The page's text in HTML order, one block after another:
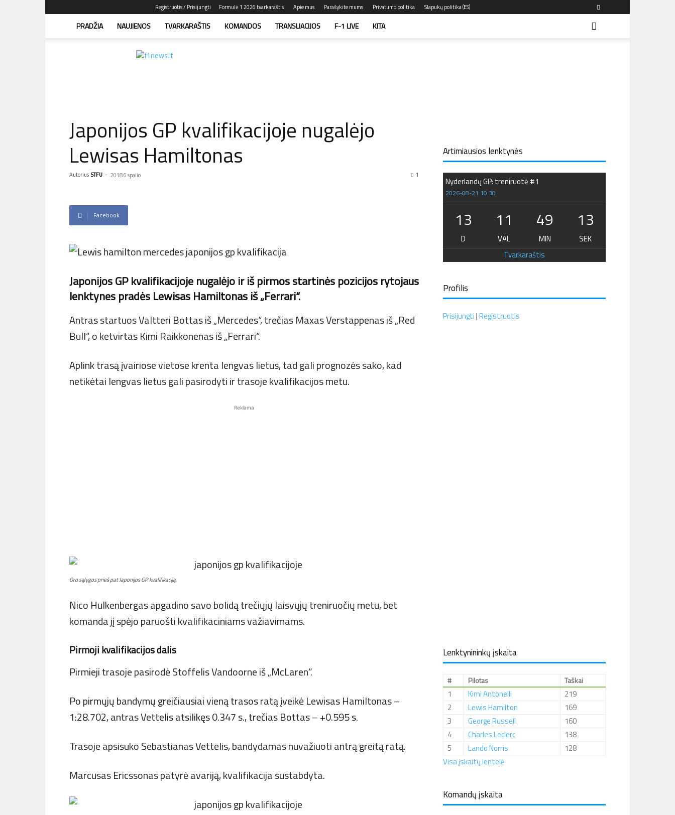
Registruotis / Prisijungti Formulė 1 2026 tvarkaraštis Apie mus Parašykite mums Privatumo politika Slapukų politika (ES)
PRADŽIA NAUJIENOS TVARKARAŠTIS KOMANDOS TRANSLIACIJOS F-1 LIVE KITA
Japonijos GP kvalifikacijoje nugalėjo
Lewisas Hamiltonas
Autorius STFU - 2018 6 spalio 1
Facebook
Japonijos GP kvalifikacijoje nugalėjo ir iš pirmos startinės pozicijos rytojaus
lenktynes pradės Lewisas Hamiltonas iš „Ferrari“.
Antras startuos Valtteri Bottas iš „Mercedes“, trečias Maxas Verstappenas iš „Red
Bull“, o ketvirtas Kimi Raikkonenas iš „Ferrari“.
Aplink trasą įvairiose vietose krenta lengvas lietus, tad gali prognozės sako, kad
netikėtai lengvas lietus gali pasirodyti ir trasoje kvalifikacijos metu.
Reklama
Oro sąlygos prieš pat Japonijos GP kvalifikaciją.
Nico Hulkenbergas apgadino savo bolidą trečiųjų laisvųjų treniruočių metu, bet
komanda jį spėjo paruošti kvalifikaciniams važiavimams.
Pirmoji kvalifikacijos dalis
Pirmieji trasoje pasirodė Stoffelis Vandoorne iš „McLaren“.
Po pirmųjų bandymų greičiausiai vieną trasos ratą įveikė Lewisas Hamiltonas –
1:28.702, antras Vettelis atsilikęs 0.347 s., trečias Bottas – +0.595 s.
Trasoje apsisuko Sebastianas Vettelis, bandydamas nuvažiuoti antrą greitą ratą.
Marcusas Ericssonas patyrė avariją, kvalifikacija sustabdyta.
Artimiausios lenktynės
Nyderlandų GP: treniruotė #1
2026-08-21 10:30
13
D
11
VAL
49
MIN
12
SEK
Tvarkaraštis
Profilis
Prisijungti|Registruotis
Lenktynininkų įskaita
# Pilotas Taškai
1 Kimi Antonelli
219
2
Lewis Hamilton
169
3
George Russell
160
4
Charles Leclerc
138
5
Lando Norris
128
Visa įskaitų lentelė
Komandų įskaita